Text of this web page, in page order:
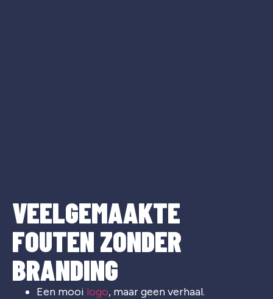
VEELGEMAAKTE
FOUTEN ZONDER
BRANDING
Een mooi logo, maar geen verhaal.